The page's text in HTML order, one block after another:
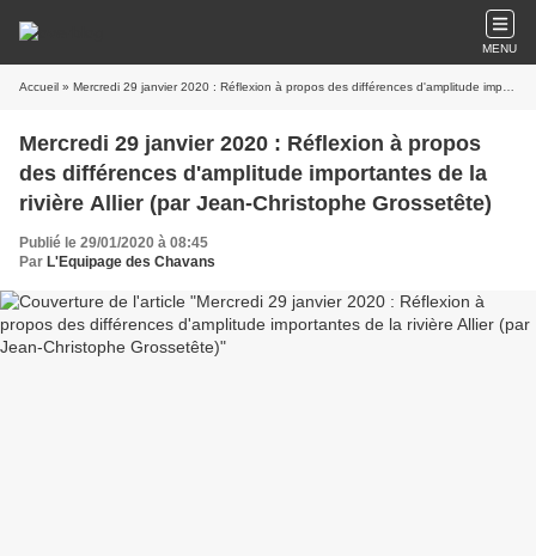
MENU
Accueil » Mercredi 29 janvier 2020 : Réflexion à propos des différences d'amplitude importantes de la rivière Allier (par Jean-Christophe Grossetête)
Mercredi 29 janvier 2020 : Réflexion à propos
des différences d'amplitude importantes de la
rivière Allier (par Jean-Christophe Grossetête)
Publié le 29/01/2020 à 08:45
Par L'Equipage des Chavans